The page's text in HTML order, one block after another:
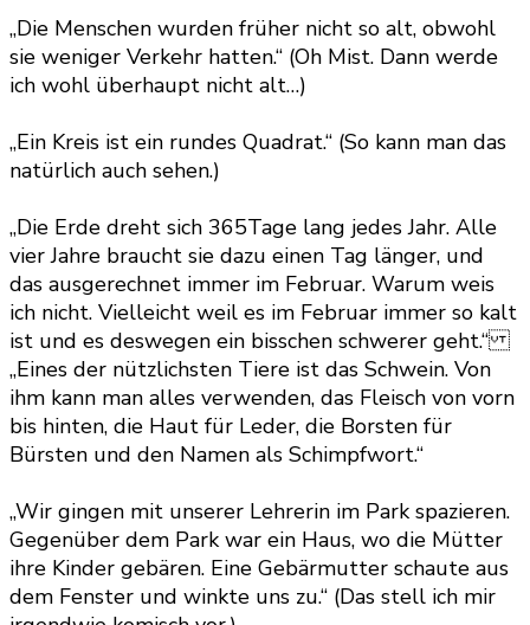
„Die Menschen wurden früher nicht so alt, obwohl
sie weniger Verkehr hatten.“ (Oh Mist. Dann werde
ich wohl überhaupt nicht alt…)
„Ein Kreis ist ein rundes Quadrat.“ (So kann man das
natürlich auch sehen.)
„Die Erde dreht sich 365Tage lang jedes Jahr. Alle
vier Jahre braucht sie dazu einen Tag länger, und
das ausgerechnet immer im Februar. Warum weis
ich nicht. Vielleicht weil es im Februar immer so kalt
ist und es deswegen ein bisschen schwerer geht.“
„Eines der nützlichsten Tiere ist das Schwein. Von
ihm kann man alles verwenden, das Fleisch von vorn
bis hinten, die Haut für Leder, die Borsten für
Bürsten und den Namen als Schimpfwort.“
„Wir gingen mit unserer Lehrerin im Park spazieren.
Gegenüber dem Park war ein Haus, wo die Mütter
ihre Kinder gebären. Eine Gebärmutter schaute aus
dem Fenster und winkte uns zu.“ (Das stell ich mir